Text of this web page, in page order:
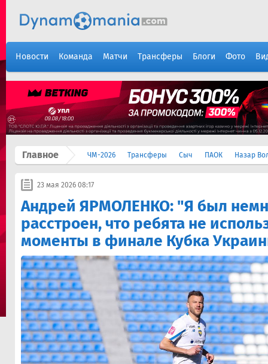
Новости Команда Матчи Трансферы Блоги Фото
Главное ЧМ-2026 Трансферы Сыч ПАОК Назар
23 мая 2026 08:17
Андрей ЯРМОЛЕНКО: "Я был
расстроен, что ребята не
моменты в финале Кубка